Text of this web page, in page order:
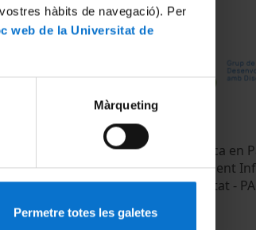
hàbits de navegació). Per
web de la Universitat de
Màrqueting
Permetre totes les galetes
i Educació-
Grup de Recerca en
Desenvolupament
amb Discapacitat -
14 Febrero, 2025